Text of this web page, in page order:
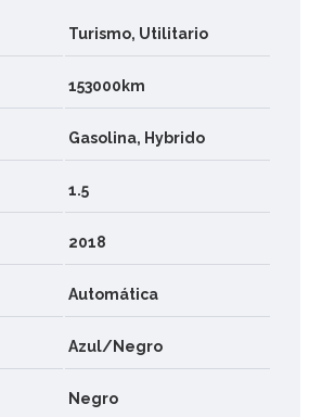
Turismo, Utilitario
153000km
Gasolina, Hybrido
1.5
2018
Automática
Azul/Negro
Negro